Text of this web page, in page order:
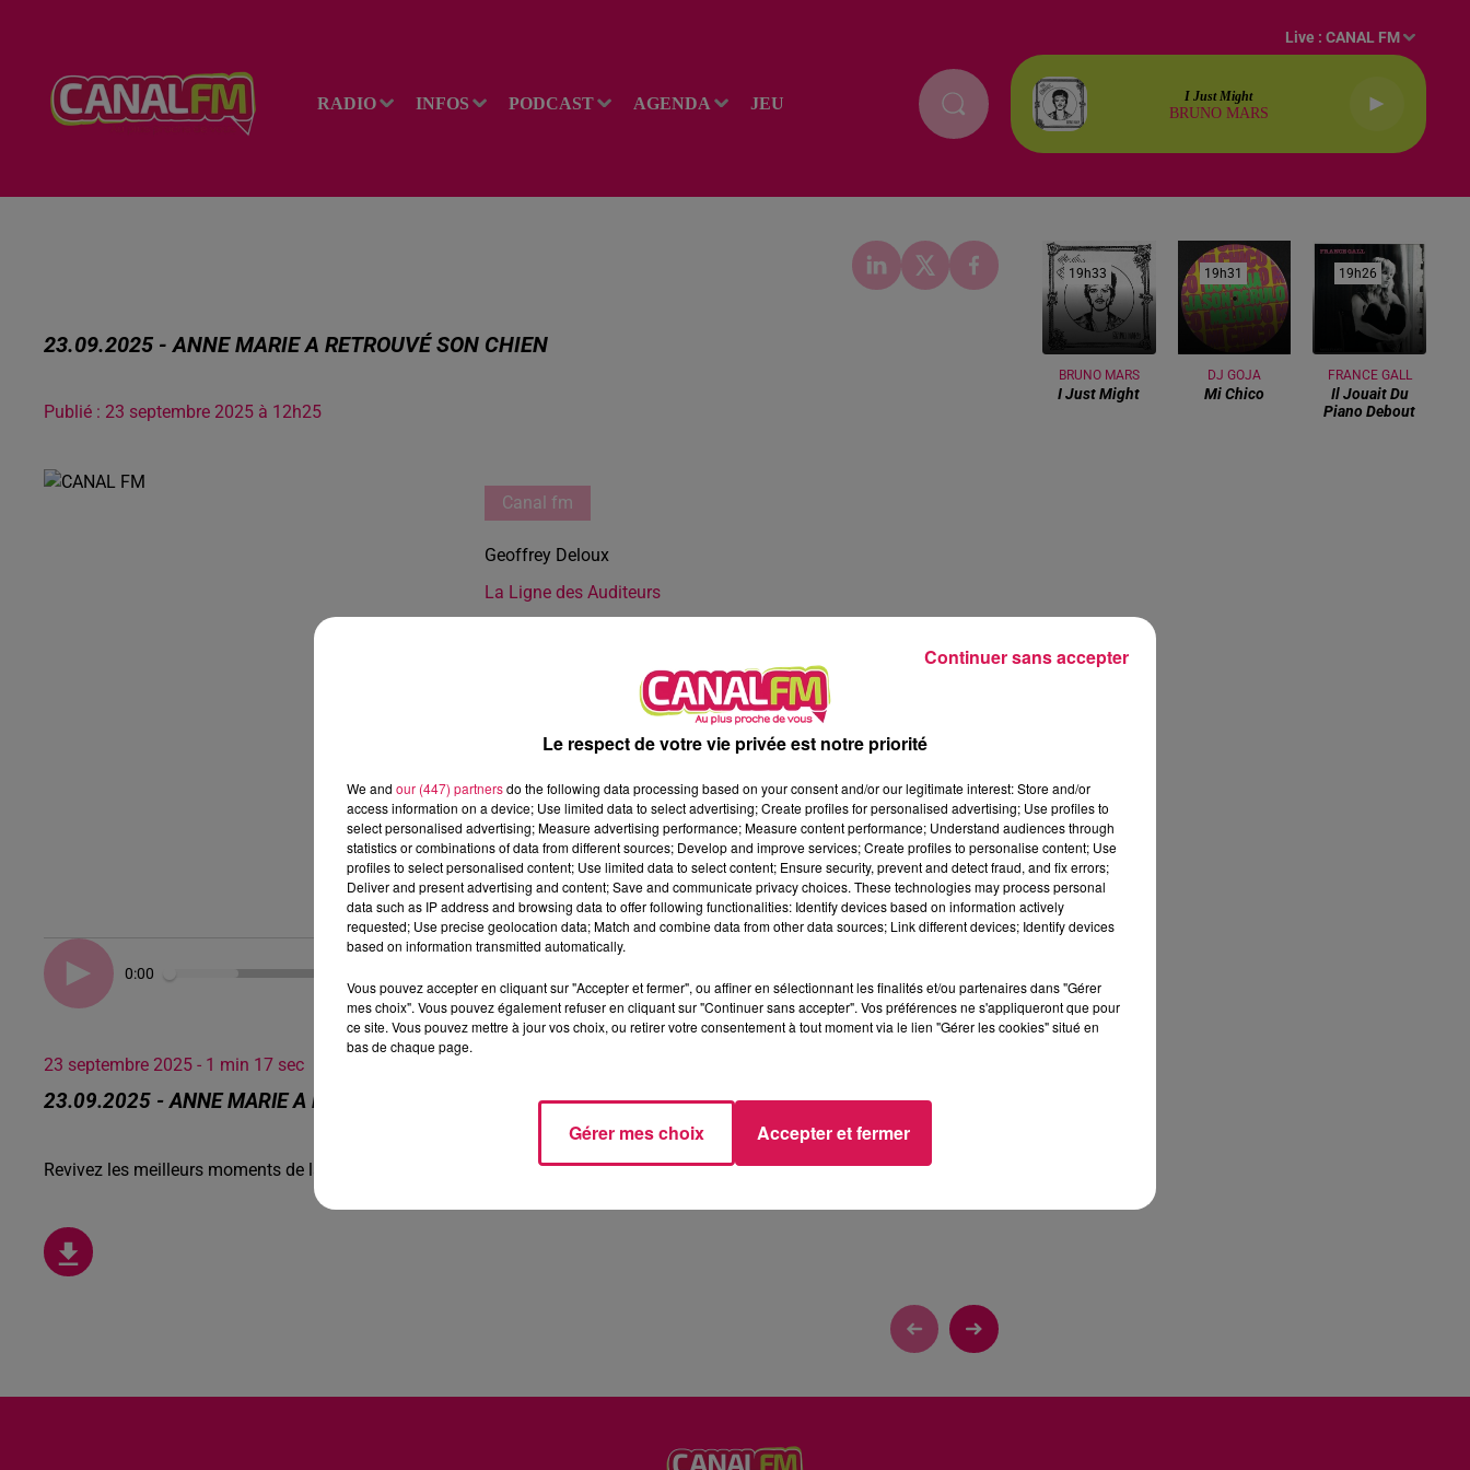
RADIO INFOS PODCAST AGENDA JEU
Live :CANAL FM
I Just Might
BRUNO MARS
23.09.2025 - ANNE MARIE A RETROUVÉ SON CHIEN
Publié : 23 septembre 2025 à 12h25
Canal fm
Geoffrey Deloux
La Ligne des Auditeurs
0:00
23 septembre 2025 - 1 min 17 sec
23.09.2025 - ANNE MARIE A RETROUVÉ SON CHIEN
Revivez les meilleurs moments de la Ligne des Auditeurs
19h33
19h33
BRUNO MARS
I Just Might
19h31
19h31
DJ GOJA
Mi Chico
19h26
19h26
FRANCE GALL
Il Jouait Du
Piano Debout
Le respect de votre vie privée est notre priorité
We and our (447) partnersdo the following data processing based on your consent and/or our legitimate interest: Store and/or
access information on a device; Use limited data to select advertising; Create profiles for personalised advertising; Use profiles to
select personalised advertising; Measure advertising performance; Measure content performance; Understand audiences through
statistics or combinations of data from different sources; Develop and improve services; Create profiles to personalise content; Use
profiles to select personalised content; Use limited data to select content; Ensure security, prevent and detect fraud, and fix errors;
Deliver and present advertising and content; Save and communicate privacy choices. These technologies may process personal
data such as IP address and browsing data to offer following functionalities: Identify devices based on information actively
requested; Use precise geolocation data; Match and combine data from other data sources; Link different devices; Identify devices
based on information transmitted automatically.
Vous pouvez accepter en cliquant sur "Accepter et fermer", ou affiner en sélectionnant les finalités et/ou partenaires dans "Gérer
mes choix". Vous pouvez également refuser en cliquant sur "Continuer sans accepter". Vos préférences ne s'appliqueront que pour
ce site. Vous pouvez mettre à jour vos choix, ou retirer votre consentement à tout moment via le lien "Gérer les cookies" situé en
bas de chaque page.
Gérer mes choix Accepter et fermer
Continuer sans accepter